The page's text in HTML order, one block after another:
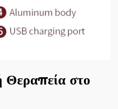
Θεραπεία στο